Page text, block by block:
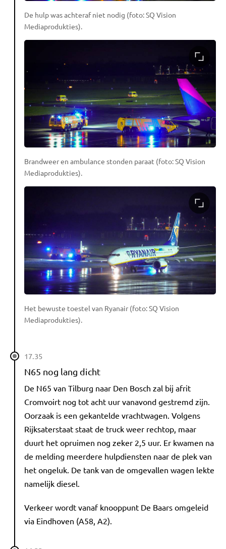
De hulp was achteraf niet nodig (foto: SQ Vision
Mediaprodukties).
Brandweer en ambulance stonden paraat (foto: SQ Vision
Mediaprodukties).
Het bewuste toestel van Ryanair (foto: SQ Vision
Mediaprodukties).
17.35
N65 nog lang dicht
De N65 van Tilburg naar Den Bosch zal bij afrit
Cromvoirt nog tot acht uur vanavond gestremd zijn.
Oorzaak is een gekantelde vrachtwagen. Volgens
Rijksaterstaat staat de truck weer rechtop, maar
duurt het opruimen nog zeker 2,5 uur. Er kwamen na
de melding meerdere hulpdiensten naar de plek van
het ongeluk. De tank van de omgevallen wagen lekte
namelijk diesel.
Verkeer wordt vanaf knooppunt De Baars omgeleid
via Eindhoven (A58, A2).